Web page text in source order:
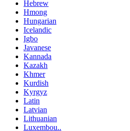
Hebrew
Hmong
Hungarian
Icelandic
Igbo
Javanese
Kannada
Kazakh
Khmer
Kurdish
Kyrgyz
Latin
Latvian
Lithuanian
Luxembou..